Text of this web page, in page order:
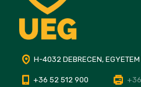
H-4032 DEBRECEN, EGYETEM
+36 52 512 900